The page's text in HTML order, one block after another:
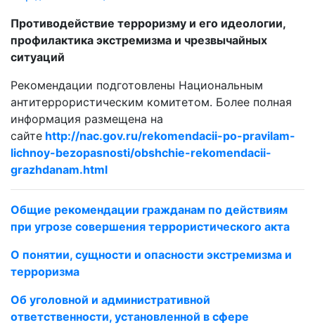
Противодействие терроризму и его идеологии,
профилактика экстремизма и чрезвычайных
ситуаций
Рекомендации подготовлены Национальным
антитеррористическим комитетом. Более полная
информация размещена на
сайте http://nac.gov.ru/rekomendacii-po-pravilam-
lichnoy-bezopasnosti/obshchie-rekomendacii-
grazhdanam.html
Общие рекомендации гражданам по действиям
при угрозе совершения террористического акта
О понятии, сущности и опасности экстремизма и
терроризма
Об уголовной и административной
ответственности, установленной в сфере